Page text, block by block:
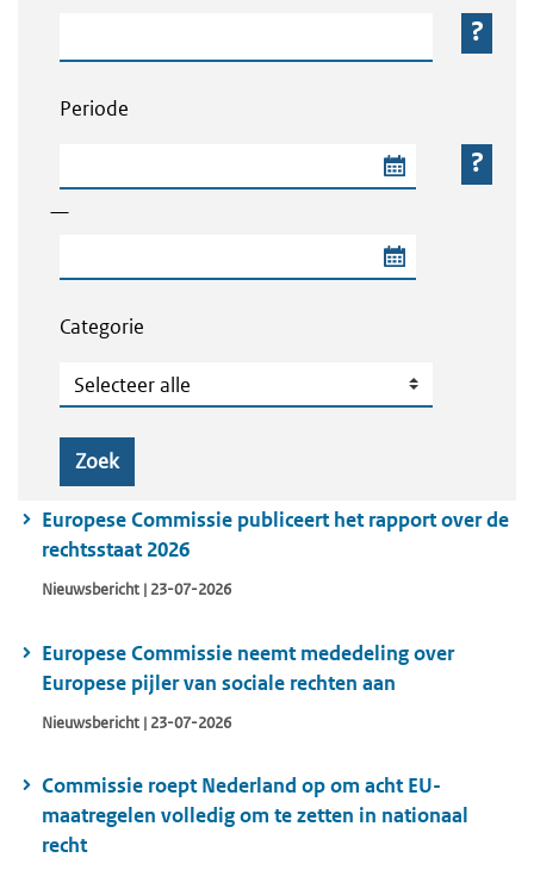
Periode
—
Categorie
Categorie
Zoek
Europese Commissie publiceert het rapport over de
rechtsstaat 2026
Nieuwsbericht | 23-07-2026
Europese Commissie neemt mededeling over
Europese pijler van sociale rechten aan
Nieuwsbericht | 23-07-2026
Commissie roept Nederland op om acht EU-
maatregelen volledig om te zetten in nationaal
recht